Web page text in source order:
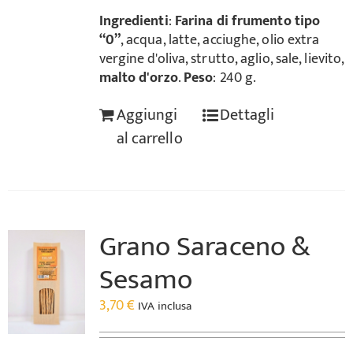
Ingredienti: Farina di frumento tipo
“0”, acqua, latte, acciughe, olio extra
vergine d'oliva, strutto, aglio, sale, lievito,
malto d'orzo.Peso: 240 g.
Aggiungi
al carrello
Dettagli
Grano Saraceno &
Sesamo
3,70€ IVA inclusa